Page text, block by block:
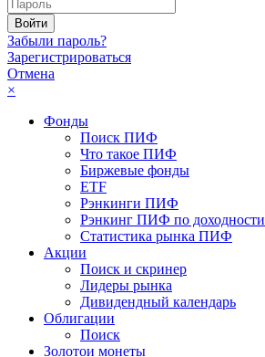
Забыли пароль?
Зарегистрироваться
Отмена
×
Фонды
Поиск ПИФ
Что такое ПИФ
Биржевые фонды
ETF
Рэнкинги ПИФ
Рэнкинг ПИФ по доходности
Статистика рынка ПИФ
Акции
Поиск и скринер
Лидеры рынка
Дивидендный календарь
Облигации
Поиск
Золотои монеты